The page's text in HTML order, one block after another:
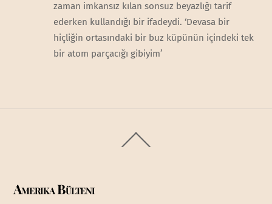
zaman imkansız kılan sonsuz beyazlığı tarif
ederken kullandığı bir ifadeydi. ‘Devasa bir
hiçliğin ortasındaki bir buz küpünün içindeki tek
bir atom parçacığı gibiyim’
To
Amerika Bülteni